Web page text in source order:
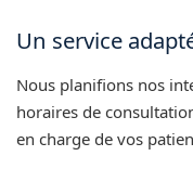
Un service
Nous planifions nos
horaires de
en charge de vos